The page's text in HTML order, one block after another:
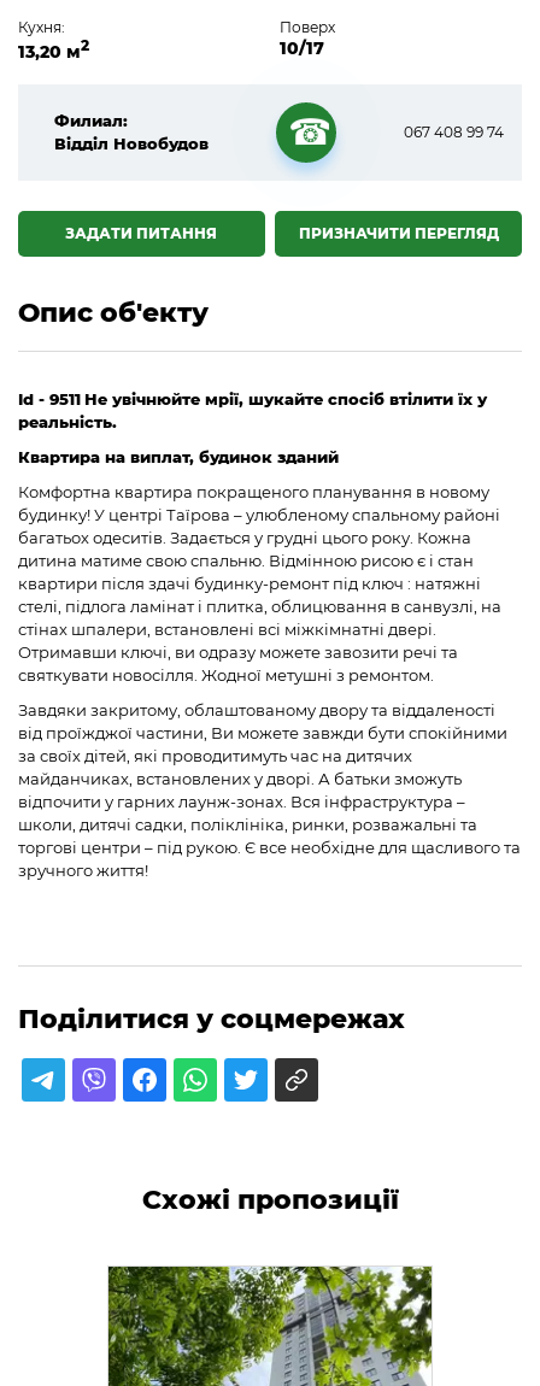
Кухня:
13,20 м2
Поверх
10/17
Филиал:
Відділ Новобудов
☎
067 408 99 74
ПРИЗНАЧИТИ ПЕРЕГЛЯД
ЗАДАТИ ПИТАННЯ
Опис об'екту
Id - 9511 Не увічнюйте мрії, шукайте спосіб втілити їх у
реальність.
Квартира на виплат, будинок зданий
Комфортна квартира покращеного планування в новому
будинку! У центрі Таїрова – улюбленому спальному районі
багатьох одеситів. Задається у грудні цього року. Кожна
дитина матиме свою спальню. Відмінною рисою є і стан
квартири після здачі будинку-ремонт під ключ : натяжні
стелі, підлога ламінат і плитка, облицювання в санвузлі, на
стінах шпалери, встановлені всі міжкімнатні двері.
Отримавши ключі, ви одразу можете завозити речі та
святкувати новосілля. Жодної метушні з ремонтом.
Завдяки закритому, облаштованому двору та віддаленості
від проїжджої частини, Ви можете завжди бути спокійними
за своїх дітей, які проводитимуть час на дитячих
майданчиках, встановлених у дворі. А батьки зможуть
відпочити у гарних лаунж-зонах. Вся інфраструктура –
школи, дитячі садки, поліклініка, ринки, розважальні та
торгові центри – під рукою. Є все необхідне для щасливого та
зручного життя!
Поділитися у соцмережах
Схожі пропозиції